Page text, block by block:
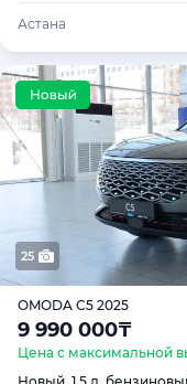
Астана
25
OMODA C5 2025
9 990 000₸
Цена с максимальной